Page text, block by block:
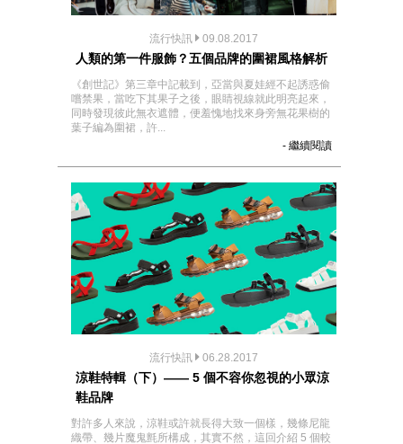
流行快訊 09.08.2017
人類的第一件服飾？五個品牌的圍裙風格解析
《創世記》第三章中記載到，亞當與夏娃經不起誘惑偷
嚐禁果，當吃下其果子之後，眼睛視線就此明亮起來，
同時發現彼此無衣遮體，便羞愧地找來身旁無花果樹的
葉子編為圍裙，許...
- 繼續閱讀
流行快訊 06.28.2017
涼鞋特輯（下）—— 5 個不容你忽視的小眾涼
鞋品牌
對許多人來說，涼鞋或許就長得大致一個樣，幾條尼龍
織帶、幾片魔鬼氈所構成，其實不然，這回介紹 5 個較